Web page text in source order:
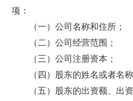
项：
（一）公司名称和住所；
（二）公司经营范围；
（三）公司注册资本；
（四）股东的姓名或者名称
（五）股东的出资额、出资